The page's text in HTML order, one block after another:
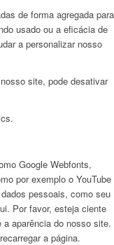
de forma agregada para
usado ou a eficácia de
a personalizar nosso
site, pode desativar
Google Webfonts,
por exemplo o YouTube
pessoais, como seu
Por favor, esteja ciente
aparência do nosso site.
a página.